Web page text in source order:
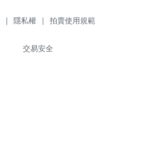
| 隱私權 | 拍賣使用規範
交易安全